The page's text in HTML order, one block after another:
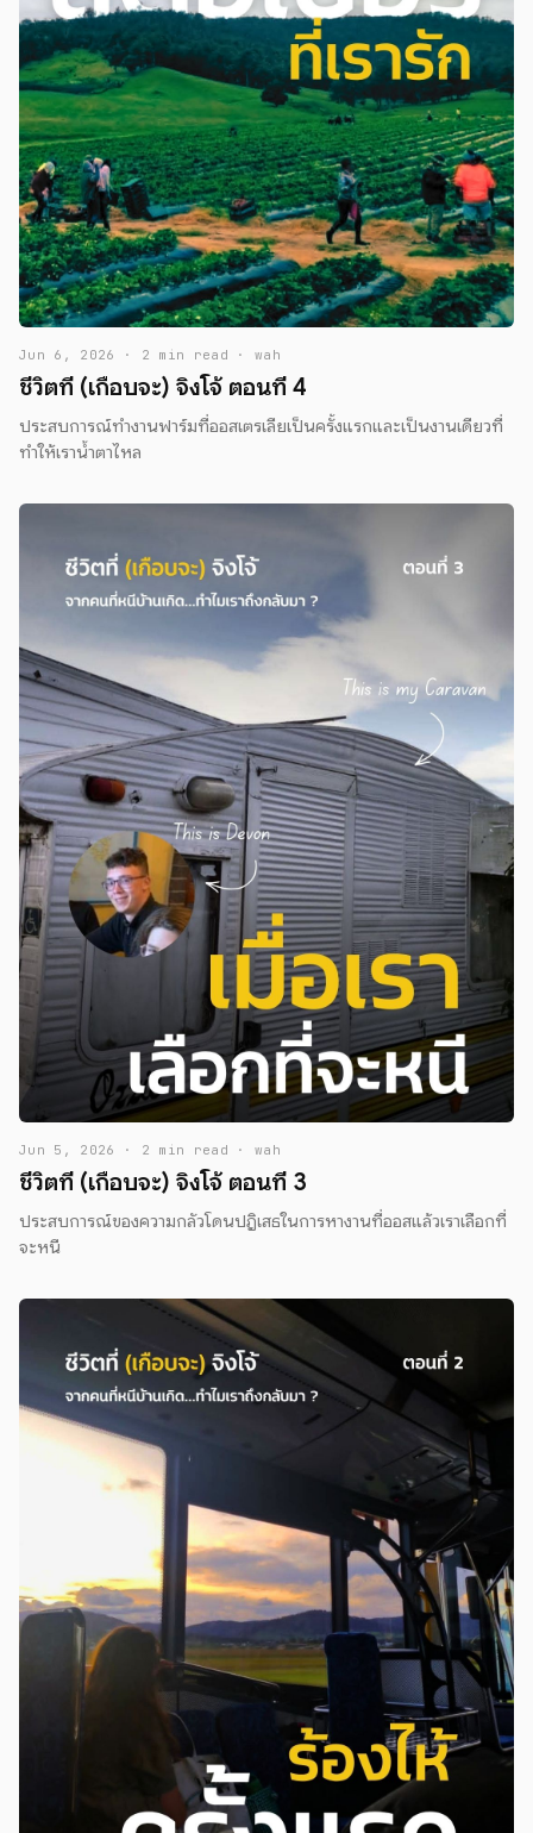
Jun 6, 2026 · 2 min read · wah
ชีวิตที่ (เกือบจะ) จิงโจ้ ตอนที่ 4
ประสบการณ์ทำงานฟาร์มที่ออสเตรเลียเป็นครั้งแรกและเป็นงานเดียวที่
ทำให้เราน้ำตาไหล
Jun 5, 2026 · 2 min read · wah
ชีวิตที่ (เกือบจะ) จิงโจ้ ตอนที่ 3
ประสบการณ์ของความกลัวโดนปฎิเสธในการหางานที่ออสแล้วเราเลือกที่
จะหนี